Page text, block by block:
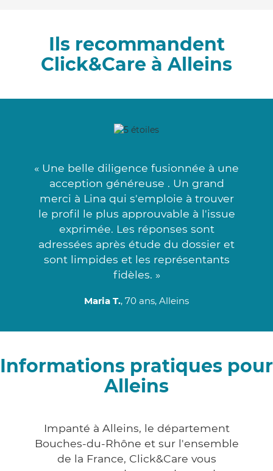
Ils recommandent
Click&Care à Alleins
« Une belle diligence fusionnée à une
acception généreuse . Un grand
merci à Lina qui s'emploie à trouver
le profil le plus approuvable à l'issue
exprimée. Les réponses sont
adressées après étude du dossier et
sont limpides et les représentants
fidèles. »
Maria T., 70 ans, Alleins
Informations pratiques pour
Alleins
Impanté à Alleins, le département
Bouches-du-Rhône et sur l'ensemble
de la France, Click&Care vous